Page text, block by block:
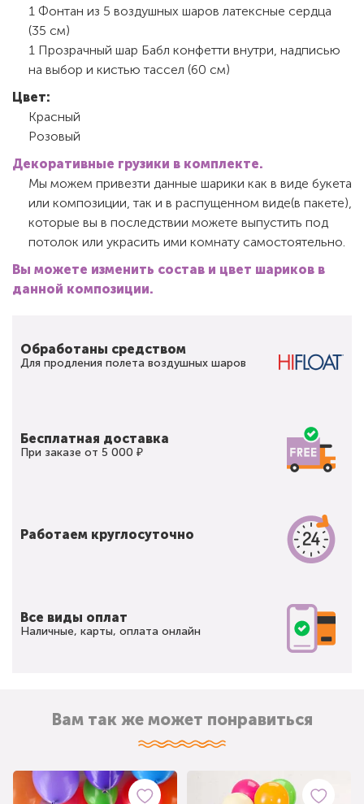
1 Фонтан из 5 воздушных шаров латексные сердца
(35 см)
1 Прозрачный шар Бабл конфетти внутри, надписью
на выбор и кистью тассел (60 см)
Цвет:
Красный
Розовый
Декоративные грузики в комплекте.
Мы можем привезти данные шарики как в виде букета
или композиции, так и в распущенном виде(в пакете),
которые вы в последствии можете выпустить под
потолок или украсить ими комнату самостоятельно.
Вы можете изменить состав и цвет шариков в
данной композиции.
Обработаны средством
Для продления полета воздушных шаров
Бесплатная доставка
При заказе от 5 000 ₽
Работаем круглосуточно
Все виды оплат
Наличные, карты, оплата онлайн
Вам так же может понравиться